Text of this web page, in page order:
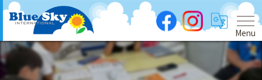
Menu